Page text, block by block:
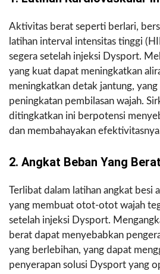
Aktivitas berat seperti berlari,
latihan interval intensitas tinggi
segera setelah injeksi Dysport.
yang kuat dapat meningkatkan
meningkatkan detak jantung,
peningkatan pembilasan wajah.
ditingkatkan ini berpotensi
dan membahayakan
2. Angkat Beban Yang
Terlibat dalam latihan angkat besi
yang membuat otot-otot wajah
setelah injeksi Dysport.
berat dapat menyebabkan
yang berlebihan, yang dapat
penyerapan solusi Dysport yang